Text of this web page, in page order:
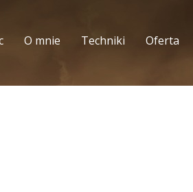
O mnie Techniki Oferta